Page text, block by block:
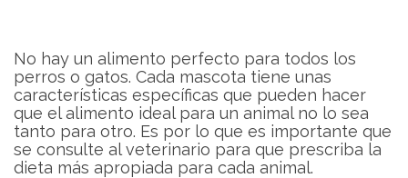
No hay un alimento perfecto para todos los
perros o gatos. Cada mascota tiene unas
características específicas que pueden hacer
que el alimento ideal para un animal no lo sea
tanto para otro. Es por lo que es importante que
se consulte al veterinario para que prescriba la
dieta más apropiada para cada animal.